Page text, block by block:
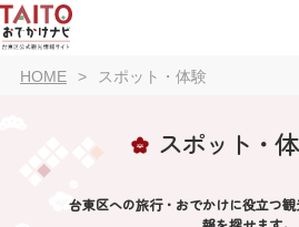
HOME スポット・体験
スポット・
台東区への旅行・おでかけに役立つ